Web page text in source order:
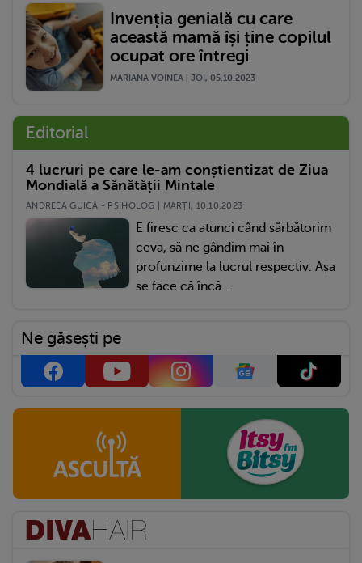
Invenția genială cu care
această mamă își ține copilul
ocupat ore întregi
MARIANA VOINEA | JOI, 05.10.2023
Editorial
4 lucruri pe care le-am conștientizat de Ziua
Mondială a Sănătății Mintale
ANDREEA GUICĂ - PSIHOLOG | MARŢI, 10.10.2023
E firesc ca atunci când sărbătorim
ceva, să ne gândim mai în
profunzime la lucrul respectiv. Așa
se face că încă...
Ne găsești pe